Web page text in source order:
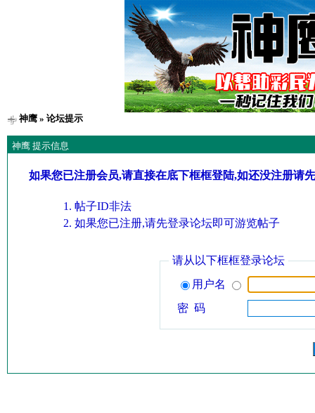
神鹰» 论坛提示
神鹰 提示信息
如果您已注册会员,请直接在底下框框登陆,如还没注册请
帖子ID非法
如果您已注册,请先登录论坛即可游览帖子
请从以下框框登录论坛
用户名
密 码